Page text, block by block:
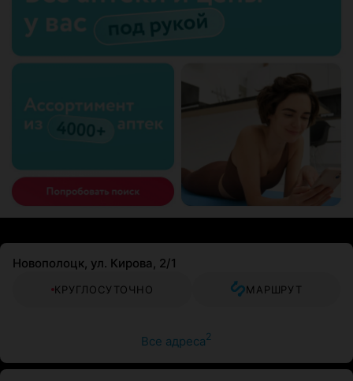
Новополоцк, ул. Кирова, 2/1
КРУГЛОСУТОЧНО МАРШРУТ
Все адреса2